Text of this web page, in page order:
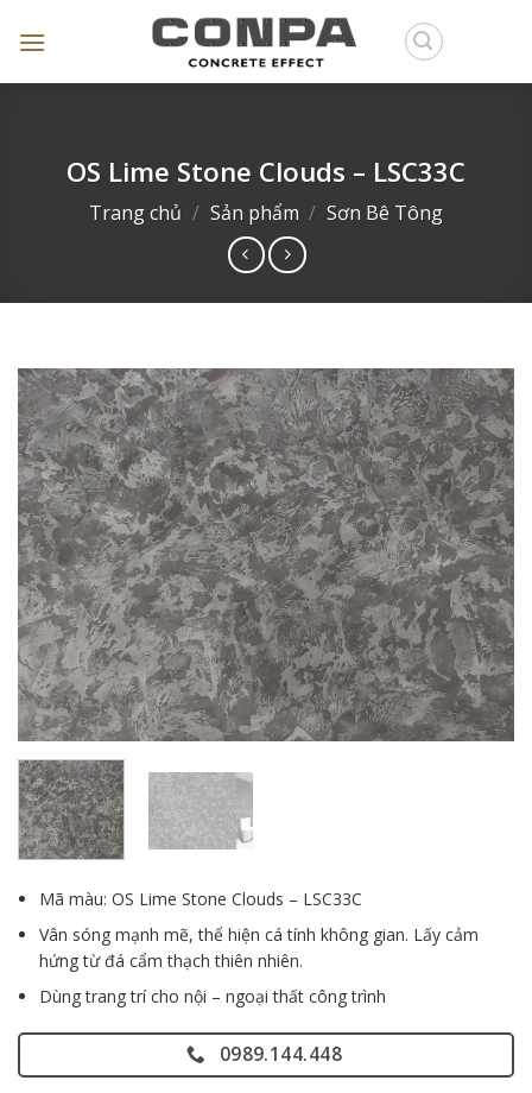
OS Lime Stone Clouds – LSC33C
Trang chủ / Sản phẩm / Sơn Bê Tông
Mã màu: OS Lime Stone Clouds – LSC33C
Vân sóng mạnh mẽ, thể hiện cá tính không gian. Lấy cảm
hứng từ đá cẩm thạch thiên nhiên.
Dùng trang trí cho nội – ngoại thất công trình
0989.144.448